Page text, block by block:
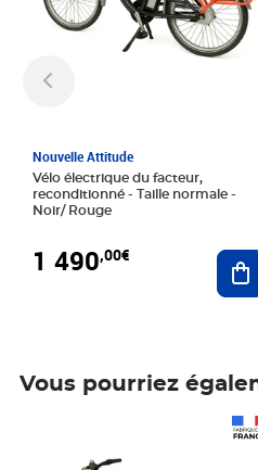
Nouvelle Attitude
Vélo électrique du facteur,
reconditionné - Taille normale -
Noir/ Rouge
1 490,00€
Vous pourriez